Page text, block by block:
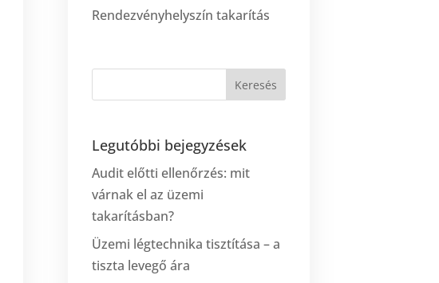
Rendezvényhelyszín takarítás
Legutóbbi bejegyzések
Audit előtti ellenőrzés: mit
várnak el az üzemi
takarításban?
Üzemi légtechnika tisztítása – a
tiszta levegő ára